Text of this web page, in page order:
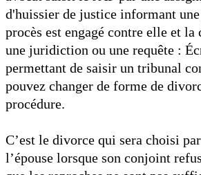
d'huissier de justice informant une
procès est engagé contre elle et la
une juridiction ou une requête :
permettant de saisir un tribunal
pouvez changer de forme de
procédure.
C’est le divorce qui sera choisi
l’épouse lorsque son conjoint